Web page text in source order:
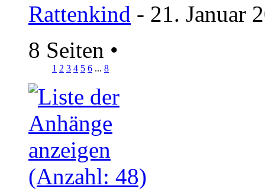
Rattenkind - 21. Januar
8 Seiten •
1 2 3 4 5 6 ... 8